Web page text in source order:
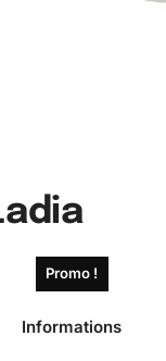
Promo !
Informations